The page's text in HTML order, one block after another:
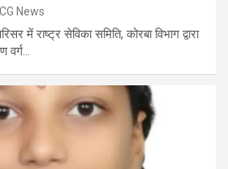
News
में राष्ट्र सेविका समिति, कोरबा विभाग द्वारा
वर्ग…